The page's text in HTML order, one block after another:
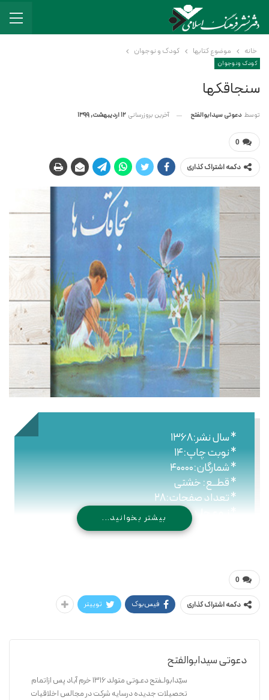
خانه موضوع کتابها کودک و نوجوان
کودک و نوجوان
سنجاقکها
توسط دعوتی سیدابوالفتح آخرین بروزرسانی 12 اردیبهشت, 1399
0
دکمه اشتراک گذاری
* سال نشر:۱۳۶۸
* نوبت چاپ:۱۴
* شمارگان:۴۰۰۰۰
* قطــع: خشتی
* تعداد صفحات:۲۸
* نـوع جلـد:شومیزبیشتر بخوانید...
0
دکمه اشتراک گذاری فیس‌بوک توییتر
دعوتی سیدابوالفتح
سیّدابولـفتح دعـوتی متولد 1316 خرم آباد پس ازاتمام
تحصیلات جدیده درسایه شرکت در مجالس اخلاقیات